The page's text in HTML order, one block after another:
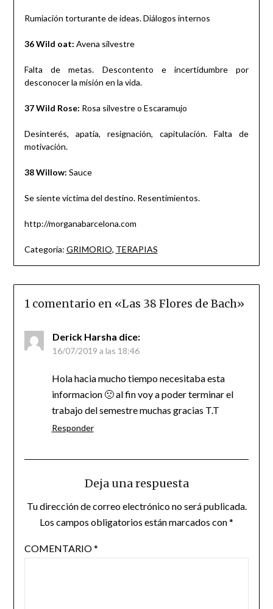
Rumiación torturante de ideas. Diálogos internos
36 Wild oat: Avena silvestre
Falta de metas. Descontento e incertidumbre por
desconocer la misión en la vida.
37 Wild Rose: Rosa silvestre o Escaramujo
Desinterés, apatía, resignación, capitulación. Falta de
motivación.
38 Willow: Sauce
Se siente víctima del destino. Resentimientos.
http://morganabarcelona.com
Categoría: GRIMORIO, TERAPIAS
1 comentario en «Las 38 Flores de Bach»
Derick Harsha dice:
16/07/2019 a las 18:46
Hola hacia mucho tiempo necesitaba esta
informacion 🙁 al fin voy a poder terminar el
trabajo del semestre muchas gracias T.T
Responder
Deja una respuesta
Tu dirección de correo electrónico no será publicada.
Los campos obligatorios están marcados con*
COMENTARIO*